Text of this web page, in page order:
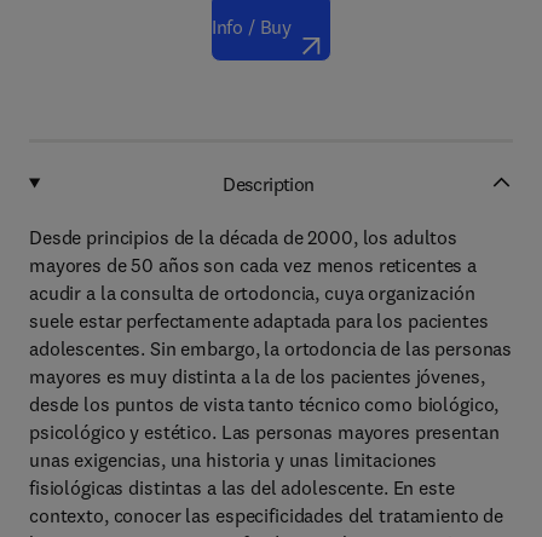
Info / Buy
Description
Desde principios de la década de 2000, los adultos
mayores de 50 años son cada vez menos reticentes a
acudir a la consulta de ortodoncia, cuya organización
suele estar perfectamente adaptada para los pacientes
adolescentes. Sin embargo, la ortodoncia de las personas
mayores es muy distinta a la de los pacientes jóvenes,
desde los puntos de vista tanto técnico como biológico,
psicológico y estético. Las personas mayores presentan
unas exigencias, una historia y unas limitaciones
fisiológicas distintas a las del adolescente. En este
contexto, conocer las especificidades del tratamiento de